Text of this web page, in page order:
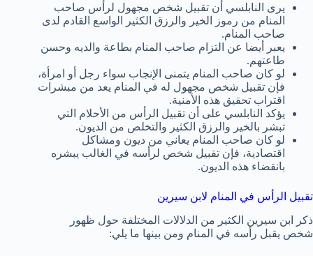
يرى النابلسي أن تقبيل شخص مجهول لرأس صاحب
المنام من رموز الخير والرزق الكثير الواسع القادم لدى
صاحب المنام.
يعبر أيضا عن التزام صاحب المنام بطاعة والديه وحسن
طاعتهم.
لو كان صاحب المنام يتمنى الإنجاب سواء رجل أو امرأة،
فإن تقبيل شخص مجهول له في المنام يعد من مبشرات
اقتراب تحقيق هذه الأمنية.
يؤكد النابلسي على أن تقبيل الرأس من الأحلام التي
تبشر بالخير والرزق الكثير والتخلص من الديون.
لو كان صاحب المنام يعاني من ديون ومشاكل
اقتصادية، فإن تقبيل شخص لرأسه في الغالب يبشره
بانقضاء هذه الديون.
تقبيل الرأس في المنام لابن سيرين
ذكر ابن سيرين الكثير من الدلالات المختلفة حول ظهور
شخص يقبل رأسه في المنام ومن بينها ما يلي: